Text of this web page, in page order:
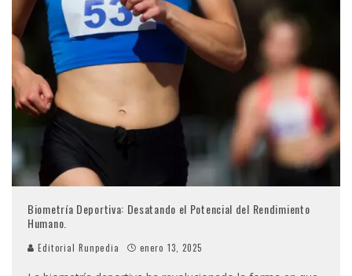
Biometría Deportiva: Desatando el Potencial del Rendimiento
Humano.
Editorial Runpedia enero 13, 2025